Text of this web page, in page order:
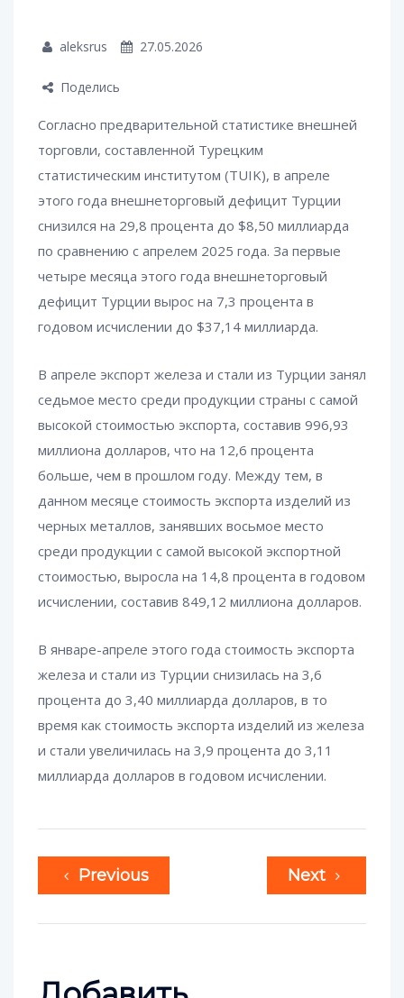
aleksrus 27.05.2026
Поделись
Согласно предварительной статистике внешней
торговли, составленной Турецким
статистическим институтом (TUIK), в апреле
этого года внешнеторговый дефицит Турции
снизился на 29,8 процента до $8,50 миллиарда
по сравнению с апрелем 2025 года. За первые
четыре месяца этого года внешнеторговый
дефицит Турции вырос на 7,3 процента в
годовом исчислении до $37,14 миллиарда.
В апреле экспорт железа и стали из Турции занял
седьмое место среди продукции страны с самой
высокой стоимостью экспорта, составив 996,93
миллиона долларов, что на 12,6 процента
больше, чем в прошлом году. Между тем, в
данном месяце стоимость экспорта изделий из
черных металлов, занявших восьмое место
среди продукции с самой высокой экспортной
стоимостью, выросла на 14,8 процента в годовом
исчислении, составив 849,12 миллиона долларов.
В январе-апреле этого года стоимость экспорта
железа и стали из Турции снизилась на 3,6
процента до 3,40 миллиарда долларов, в то
время как стоимость экспорта изделий из железа
и стали увеличилась на 3,9 процента до 3,11
миллиарда долларов в годовом исчислении.
Previous Next